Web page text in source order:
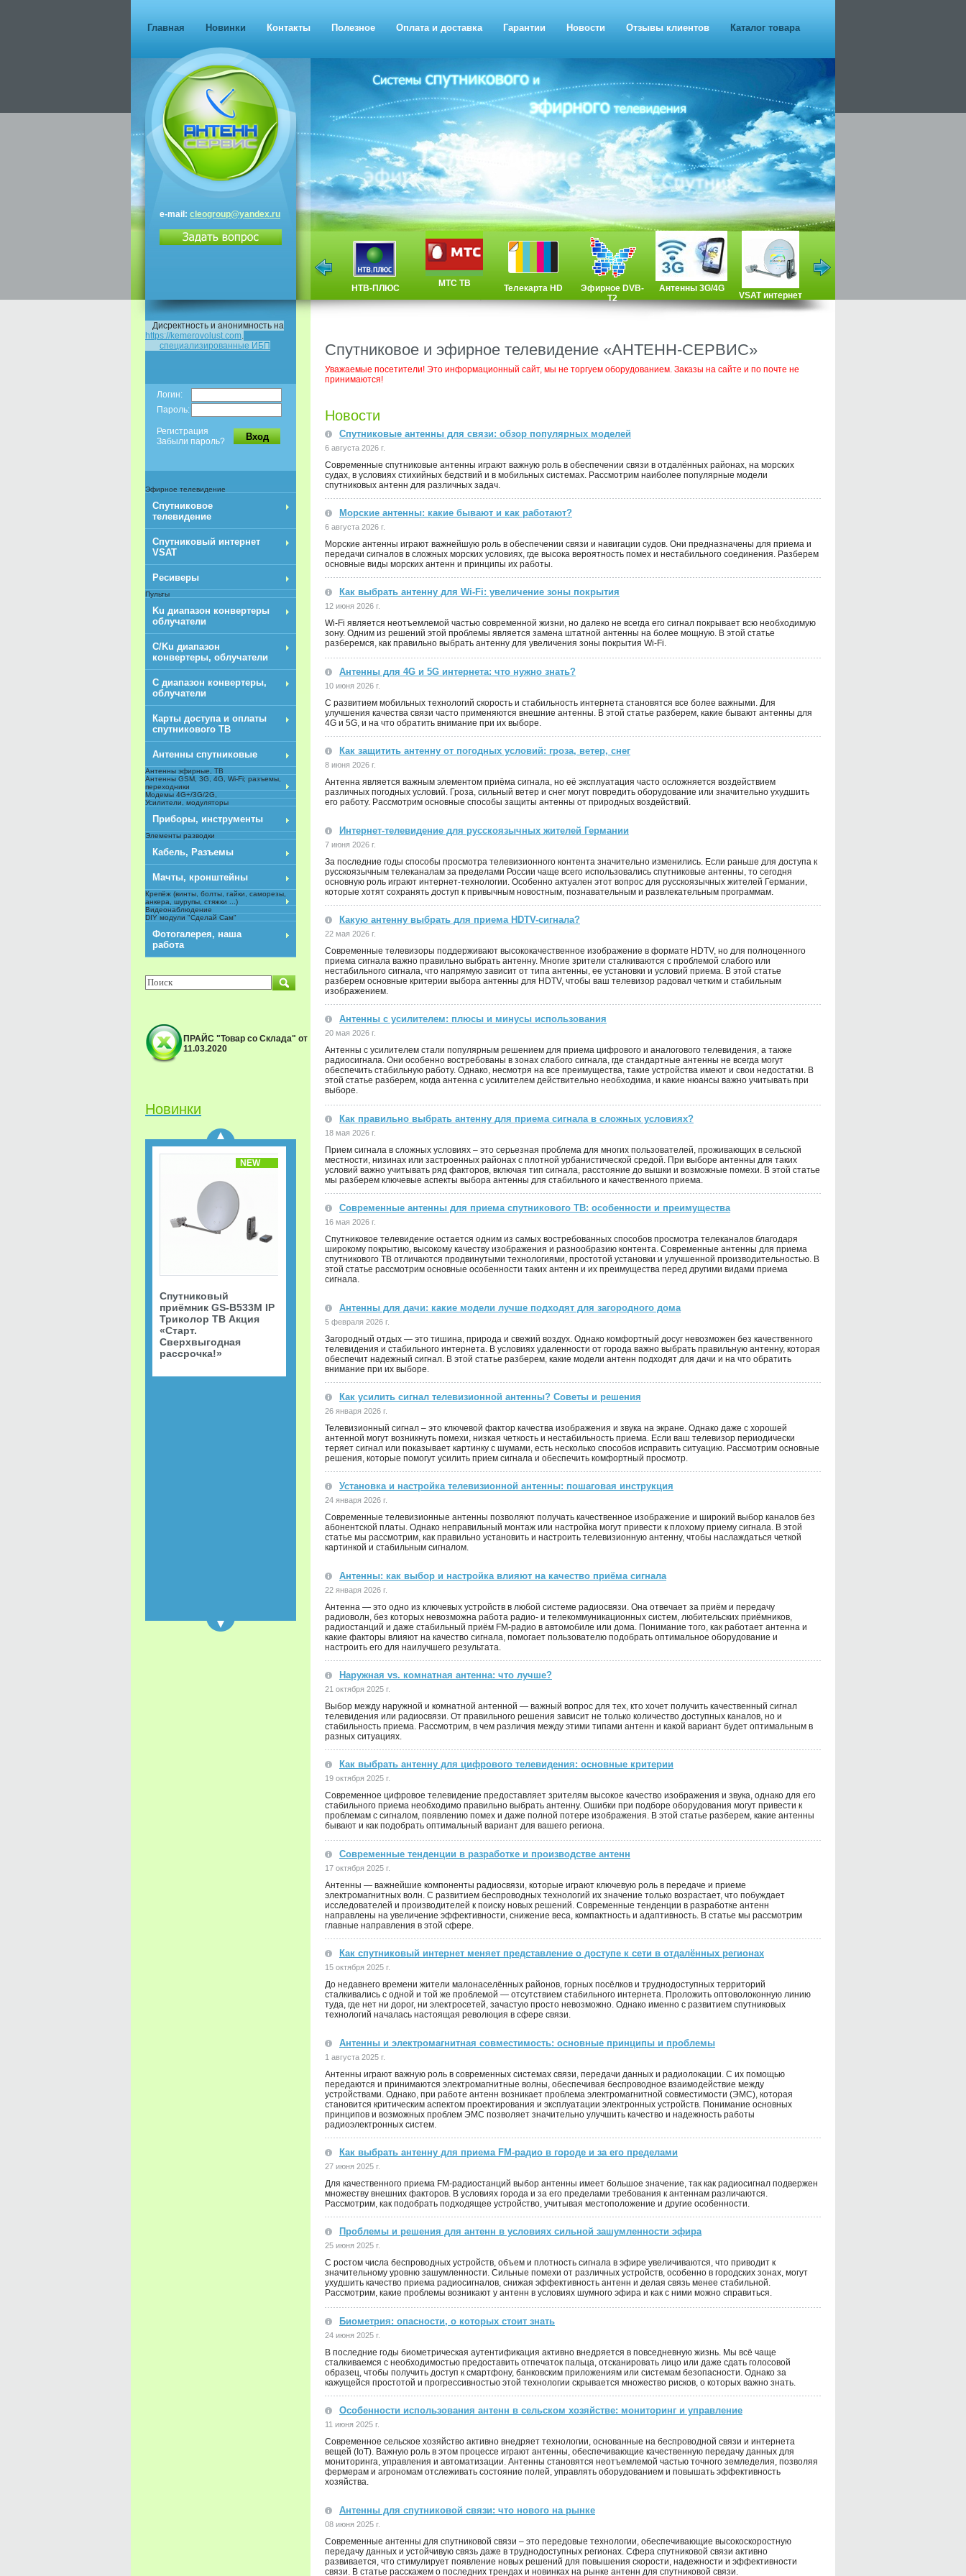
Главная Новинки Контакты Полезное Оплата и доставка Гарантии Новости Отзывы клиентов Каталог товара
e-mail: cleogroup@yandex.ru
Триколор
НТВ-ПЛЮС МТС ТВ Телекарта HD
Эфирное DVB-
T2
Антенны 3G/4G
VSAT интернет
Спутниковое и эфирное телевидение «АНТЕНН-СЕРВИС»
Уважаемые посетители! Это информационный сайт, мы не торгуем оборудованием. Заказы на сайте и по почте не
принимаются!
Новости
Спутниковые антенны для связи: обзор популярных моделей
6 августа 2026 г.
Современные спутниковые антенны играют важную роль в обеспечении связи в отдалённых районах, на морских
судах, в условиях стихийных бедствий и в мобильных системах. Рассмотрим наиболее популярные модели
спутниковых антенн для различных задач.
Морские антенны: какие бывают и как работают?
6 августа 2026 г.
Морские антенны играют важнейшую роль в обеспечении связи и навигации судов. Они предназначены для приема и
передачи сигналов в сложных морских условиях, где высока вероятность помех и нестабильного соединения. Разберем
основные виды морских антенн и принципы их работы.
Как выбрать антенну для Wi-Fi: увеличение зоны покрытия
12 июня 2026 г.
Wi-Fi является неотъемлемой частью современной жизни, но далеко не всегда его сигнал покрывает всю необходимую
зону. Одним из решений этой проблемы является замена штатной антенны на более мощную. В этой статье
разберемся, как правильно выбрать антенну для увеличения зоны покрытия Wi-Fi.
Антенны для 4G и 5G интернета: что нужно знать?
10 июня 2026 г.
С развитием мобильных технологий скорость и стабильность интернета становятся все более важными. Для
улучшения качества связи часто применяются внешние антенны. В этой статье разберем, какие бывают антенны для
4G и 5G, и на что обратить внимание при их выборе.
Как защитить антенну от погодных условий: гроза, ветер, снег
8 июня 2026 г.
Антенна является важным элементом приёма сигнала, но её эксплуатация часто осложняется воздействием
различных погодных условий. Гроза, сильный ветер и снег могут повредить оборудование или значительно ухудшить
его работу. Рассмотрим основные способы защиты антенны от природных воздействий.
Интернет-телевидение для русскоязычных жителей Германии
7 июня 2026 г.
За последние годы способы просмотра телевизионного контента значительно изменились. Если раньше для доступа к
русскоязычным телеканалам за пределами России чаще всего использовались спутниковые антенны, то сегодня
основную роль играют интернет-технологии. Особенно актуален этот вопрос для русскоязычных жителей Германии,
которые хотят сохранять доступ к привычным новостным, познавательным и развлекательным программам.
Какую антенну выбрать для приема HDTV-сигнала?
22 мая 2026 г.
Современные телевизоры поддерживают высококачественное изображение в формате HDTV, но для полноценного
приема сигнала важно правильно выбрать антенну. Многие зрители сталкиваются с проблемой слабого или
нестабильного сигнала, что напрямую зависит от типа антенны, ее установки и условий приема. В этой статье
разберем основные критерии выбора антенны для HDTV, чтобы ваш телевизор радовал четким и стабильным
изображением.
Антенны с усилителем: плюсы и минусы использования
20 мая 2026 г.
Антенны с усилителем стали популярным решением для приема цифрового и аналогового телевидения, а также
радиосигнала. Они особенно востребованы в зонах слабого сигнала, где стандартные антенны не всегда могут
обеспечить стабильную работу. Однако, несмотря на все преимущества, такие устройства имеют и свои недостатки. В
этой статье разберем, когда антенна с усилителем действительно необходима, и какие нюансы важно учитывать при
выборе.
Как правильно выбрать антенну для приема сигнала в сложных условиях?
18 мая 2026 г.
Прием сигнала в сложных условиях – это серьезная проблема для многих пользователей, проживающих в сельской
местности, низинах или застроенных районах с плотной урбанистической средой. При выборе антенны для таких
условий важно учитывать ряд факторов, включая тип сигнала, расстояние до вышки и возможные помехи. В этой статье
мы разберем ключевые аспекты выбора антенны для стабильного и качественного приема.
Современные антенны для приема спутникового ТВ: особенности и преимущества
16 мая 2026 г.
Спутниковое телевидение остается одним из самых востребованных способов просмотра телеканалов благодаря
широкому покрытию, высокому качеству изображения и разнообразию контента. Современные антенны для приема
спутникового ТВ отличаются продвинутыми технологиями, простотой установки и улучшенной производительностью. В
этой статье рассмотрим основные особенности таких антенн и их преимущества перед другими видами приема
сигнала.
Антенны для дачи: какие модели лучше подходят для загородного дома
5 февраля 2026 г.
Загородный отдых — это тишина, природа и свежий воздух. Однако комфортный досуг невозможен без качественного
телевидения и стабильного интернета. В условиях удаленности от города важно выбрать правильную антенну, которая
обеспечит надежный сигнал. В этой статье разберем, какие модели антенн подходят для дачи и на что обратить
внимание при их выборе.
Как усилить сигнал телевизионной антенны? Советы и решения
26 января 2026 г.
Телевизионный сигнал – это ключевой фактор качества изображения и звука на экране. Однако даже с хорошей
антенной могут возникнуть помехи, низкая четкость и нестабильность приема. Если ваш телевизор периодически
теряет сигнал или показывает картинку с шумами, есть несколько способов исправить ситуацию. Рассмотрим основные
решения, которые помогут усилить прием сигнала и обеспечить комфортный просмотр.
Установка и настройка телевизионной антенны: пошаговая инструкция
24 января 2026 г.
Современные телевизионные антенны позволяют получать качественное изображение и широкий выбор каналов без
абонентской платы. Однако неправильный монтаж или настройка могут привести к плохому приему сигнала. В этой
статье мы рассмотрим, как правильно установить и настроить телевизионную антенну, чтобы наслаждаться четкой
картинкой и стабильным сигналом.
Антенны: как выбор и настройка влияют на качество приёма сигнала
22 января 2026 г.
Антенна — это одно из ключевых устройств в любой системе радиосвязи. Она отвечает за приём и передачу
радиоволн, без которых невозможна работа радио- и телекоммуникационных систем, любительских приёмников,
радиостанций и даже стабильный приём FM-радио в автомобиле или дома. Понимание того, как работает антенна и
какие факторы влияют на качество сигнала, помогает пользователю подобрать оптимальное оборудование и
настроить его для наилучшего результата.
Наружная vs. комнатная антенна: что лучше?
21 октября 2025 г.
Выбор между наружной и комнатной антенной — важный вопрос для тех, кто хочет получить качественный сигнал
телевидения или радиосвязи. От правильного решения зависит не только количество доступных каналов, но и
стабильность приема. Рассмотрим, в чем различия между этими типами антенн и какой вариант будет оптимальным в
разных ситуациях.
Как выбрать антенну для цифрового телевидения: основные критерии
19 октября 2025 г.
Современное цифровое телевидение предоставляет зрителям высокое качество изображения и звука, однако для его
стабильного приема необходимо правильно выбрать антенну. Ошибки при подборе оборудования могут привести к
проблемам с сигналом, появлению помех и даже полной потере изображения. В этой статье разберем, какие антенны
бывают и как подобрать оптимальный вариант для вашего региона.
Современные тенденции в разработке и производстве антенн
17 октября 2025 г.
Антенны — важнейшие компоненты радиосвязи, которые играют ключевую роль в передаче и приеме
электромагнитных волн. С развитием беспроводных технологий их значение только возрастает, что побуждает
исследователей и производителей к поиску новых решений. Современные тенденции в разработке антенн
направлены на увеличение эффективности, снижение веса, компактность и адаптивность. В статье мы рассмотрим
главные направления в этой сфере.
Как спутниковый интернет меняет представление о доступе к сети в отдалённых регионах
15 октября 2025 г.
До недавнего времени жители малонаселённых районов, горных посёлков и труднодоступных территорий
сталкивались с одной и той же проблемой — отсутствием стабильного интернета. Проложить оптоволоконную линию
туда, где нет ни дорог, ни электросетей, зачастую просто невозможно. Однако именно с развитием спутниковых
технологий началась настоящая революция в сфере связи.
Антенны и электромагнитная совместимость: основные принципы и проблемы
1 августа 2025 г.
Антенны играют важную роль в современных системах связи, передачи данных и радиолокации. С их помощью
передаются и принимаются электромагнитные волны, обеспечивая беспроводное взаимодействие между
устройствами. Однако, при работе антенн возникает проблема электромагнитной совместимости (ЭМС), которая
становится критическим аспектом проектирования и эксплуатации электронных устройств. Понимание основных
принципов и возможных проблем ЭМС позволяет значительно улучшить качество и надежность работы
радиоэлектронных систем.
Как выбрать антенну для приема FM-радио в городе и за его пределами
27 июня 2025 г.
Для качественного приема FM-радиостанций выбор антенны имеет большое значение, так как радиосигнал подвержен
множеству внешних факторов. В условиях города и за его пределами требования к антеннам различаются.
Рассмотрим, как подобрать подходящее устройство, учитывая местоположение и другие особенности.
Проблемы и решения для антенн в условиях сильной зашумленности эфира
25 июня 2025 г.
С ростом числа беспроводных устройств, объем и плотность сигнала в эфире увеличиваются, что приводит к
значительному уровню зашумленности. Сильные помехи от различных устройств, особенно в городских зонах, могут
ухудшить качество приема радиосигналов, снижая эффективность антенн и делая связь менее стабильной.
Рассмотрим, какие проблемы возникают у антенн в условиях шумного эфира и как с ними можно справиться.
Биометрия: опасности, о которых стоит знать
24 июня 2025 г.
В последние годы биометрическая аутентификация активно внедряется в повседневную жизнь. Мы всё чаще
сталкиваемся с необходимостью предоставить отпечаток пальца, отсканировать лицо или даже сдать голосовой
образец, чтобы получить доступ к смартфону, банковским приложениям или системам безопасности. Однако за
кажущейся простотой и прогрессивностью этой технологии скрывается множество рисков, о которых важно знать.
Особенности использования антенн в сельском хозяйстве: мониторинг и управление
11 июня 2025 г.
Современное сельское хозяйство активно внедряет технологии, основанные на беспроводной связи и интернета
вещей (IoT). Важную роль в этом процессе играют антенны, обеспечивающие качественную передачу данных для
мониторинга, управления и автоматизации. Антенны становятся неотъемлемой частью точного земледелия, позволяя
фермерам и агрономам отслеживать состояние полей, управлять оборудованием и повышать эффективность
хозяйства.
Антенны для спутниковой связи: что нового на рынке
08 июня 2025 г.
Современные антенны для спутниковой связи – это передовые технологии, обеспечивающие высокоскоростную
передачу данных и устойчивую связь даже в труднодоступных регионах. Сфера спутниковой связи активно
развивается, что стимулирует появление новых решений для повышения скорости, надежности и эффективности
связи. В статье расскажем о последних трендах и новинках на рынке антенн для спутниковой связи.
Дисректность и анонимность на
https://kemerovolust.com.
специализированные ИБП
Логин:
Пароль:
Регистрация
Забыли пароль?
Вход
Эфирное телевидение
Спутниковое
телевидение
Спутниковый интернет
VSAT
Ресиверы
Пульты
Ku диапазон конвертеры
облучатели
C/Ku диапазон
конвертеры, облучатели
С диапазон конвертеры,
облучатели
Карты доступа и оплаты
спутникового ТВ
Антенны спутниковые
Антенны эфирные, ТВ
Антенны GSM, 3G, 4G, Wi-Fi; разъемы,
переходники
Модемы 4G+/3G/2G,
Усилители, модуляторы
Приборы, инструменты
Элементы разводки
Кабель, Разъемы
Мачты, кронштейны
Крепёж (винты, болты, гайки, саморезы,
анкера, шурупы, стяжки ...)
Видеонаблюдение
DIY модули "Сделай Сам"
Фотогалерея, наша
работа
ПРАЙС "Товар со Склада" от
11.03.2020
Новинки
Спутниковый
Сверхвыгодная
рассрочка!»
NEW
Спутниковый
приёмник GS-B533M IP
Триколор ТВ Акция
«Старт.
Сверхвыгодная
рассрочка!»